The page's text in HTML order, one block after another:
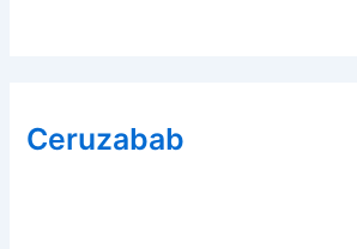
Ceruzabab